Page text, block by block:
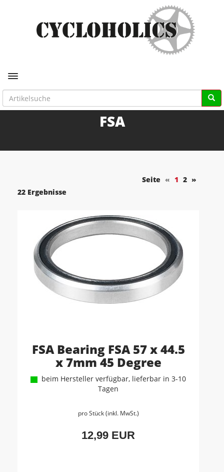
Toggle navigation
FSA
Seite « 1 2 »
22 Ergebnisse
FSA Bearing FSA 57 x 44.5
x 7mm 45 Degree
beim Hersteller verfügbar, lieferbar in 3-10
Tagen
pro Stück (inkl. MwSt.)
12,99 EUR